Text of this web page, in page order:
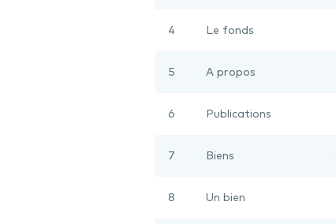
4 Le fonds
5 A propos
6 Publications
7 Biens
8 Un bien